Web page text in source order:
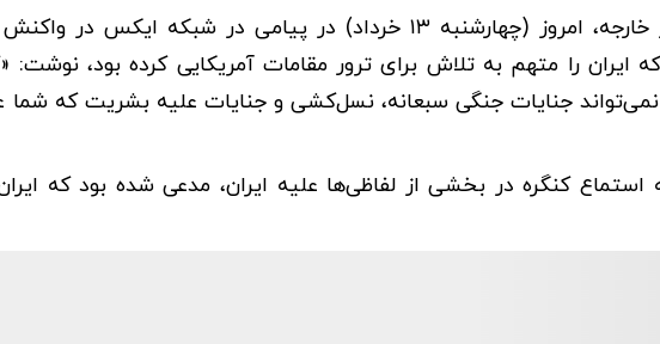
«اسماعیل بقائی»، سخنگوی وزارت امور خارجه، امروز (چهارشنبه ۱۳ خرداد) در پیامی در
ایران را متهم به تلاش برای ترور مقامات آمریکایی کرده بود، نوشت:
نمی‌تواند جنایات جنگی سبعانه، نسل‌کشی و جنایات علیه بشریت که شما
استماع کنگره در بخشی از لفاظی‌ها علیه ایران، مدعی شده بود که